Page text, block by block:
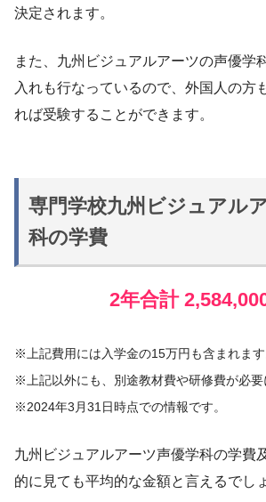
決定されます。
また、九州ビジュアルアーツの声優学
入れも行なっているので、外国人の方
れば受験することができます。
専門学校九州ビジュアル
科の学費
2年合計
※上記費用には入学金の15万円も含まれます
※上記以外にも、別途教材費や研修費が必要
※2024年3月31日時点での情報です。
九州ビジュアルアーツ声優学科の学費
的に見ても平均的な金額と言えるでし